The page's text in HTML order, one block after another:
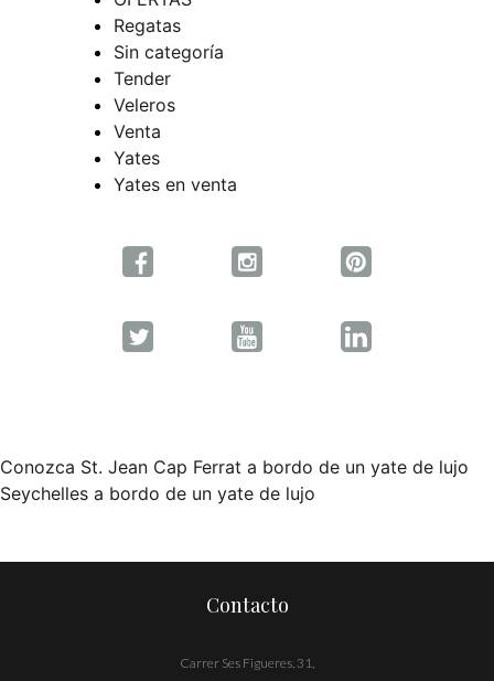
Regatas
Sin categoría
Tender
Veleros
Venta
Yates
Yates en venta
Navegación
entradas
Conozca St. Jean Cap Ferrat a bordo de un yate de lujo
Seychelles a bordo de un yate de lujo
Contacto
Carrer Ses Figueres, 31,